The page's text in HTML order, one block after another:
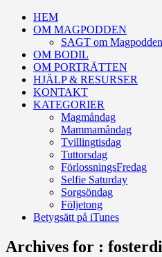
HEM
OM MAGPODDEN
SAGT om Magpodden
OM BODIL
OM PORTRÄTTEN
HJÄLP & RESURSER
KONTAKT
KATEGORIER
Magmåndag
Mammamåndag
Tvillingtisdag
Tuttorsdag
FörlossningsFredag
Selfie Saturday
Sorgsöndag
Följetong
Betygsätt på iTunes
Archives for :